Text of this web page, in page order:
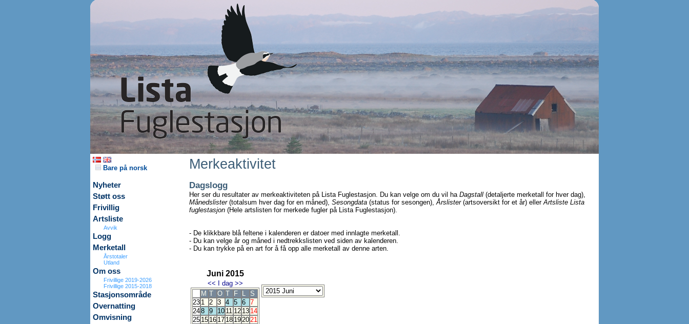
Bare på norsk
Nyheter
Støtt oss
Frivillig
Artsliste
Avvik
Logg
Merketall
Årstotaler
Utland
Om oss
Frivillige 2019-2026
Frivillige 2015-2018
Stasjonsområde
Overnatting
Omvisning
Merkeaktivitet
Dagslogg
Her ser du resultater av merkeaktiviteten på Lista Fuglestasjon. Du kan velge om du vil ha Dagstall (detaljerte merketall for hver dag),
Månedslister(totalsum hver dag for en måned), Sesongdata (status for sesongen),Årslister(artsoversikt for et år) ellerArtsliste Lista
fuglestasjon (Hele artslisten for merkede fugler på Lista Fuglestasjon).
- De klikkbare blå feltene i kalenderen er datoer med innlagte merketall.
- Du kan velge år og måned i nedtrekkslisten ved siden av kalenderen.
- Du kan trykke på en art for å få opp alle merketall av denne arten.
Juni 2015
<< I dag >>
M T O T F L
S
23 1 2 3 4 5 6 7
248 9 10 11 12 13 14
25 15 16 17 18 192021